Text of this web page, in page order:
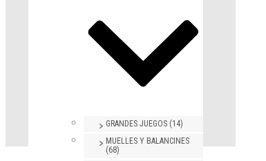
GRANDES JUEGOS (14)
MUELLES Y BALANCINES
(68)